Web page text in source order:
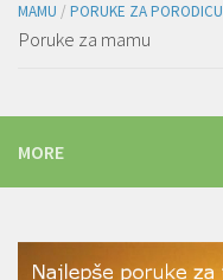
MAMU / PORUKE ZA PORODICU
Poruke za mamu
MORE